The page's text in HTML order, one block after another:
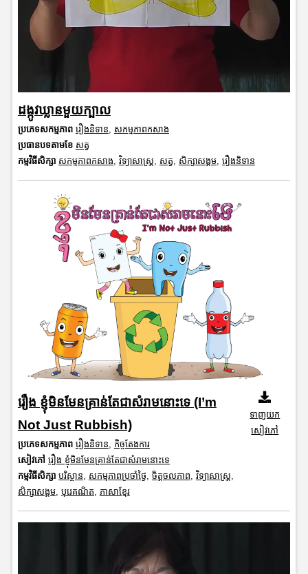
ដង្កូវឃ្លានមួយក្បាល
ប្រភេទសកម្មភាព រឿងនិទាន, សកម្មភាពកសាង
ប្រធានបទតាមខែ សត្វ
កម្មវិធីសិក្សា សកម្មភាពកសាង, វិទ្យាសាស្រ្ត, សត្វ, សិក្សាសង្គម, រឿងនិទាន
រឿង ខ្ញុំមិនមែនគ្រាន់តែជាសំរាមនោះទេ (I’m
Not Just Rubbish)
ប្រភេទសកម្មភាព រឿងនិទាន, កិច្ចតែងការ
សៀវភៅ រឿង ខ្ញុំមិនមែនគ្រាន់តែជាសំរាមនោះទេ
កម្មវិធីសិក្សា បរិស្ថាន, សកម្មភាពប្រចាំថ្ងៃ, ចិត្តចលភាព, វិទ្យាសាស្រ្ត,
សិក្សាសង្គម, បុរេគណិត, ភាសាខ្មែរ
ទាញយក
សៀវភៅ